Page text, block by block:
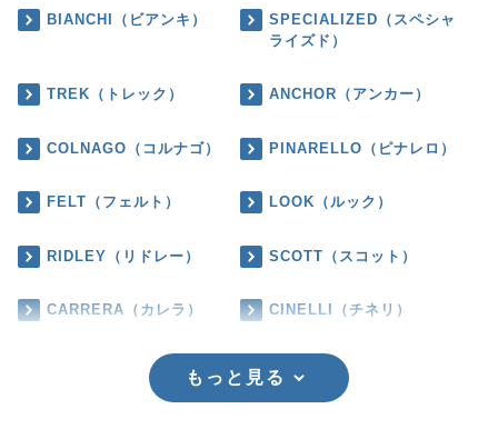
BIANCHI（ビアンキ）
SPECIALIZED（スペシャ
ライズド）
TREK（トレック） ANCHOR（アンカー）
COLNAGO（コルナゴ） PINARELLO（ピナレロ）
FELT（フェルト） LOOK（ルック）
RIDLEY（リドレー） SCOTT（スコット）
CARRERA（カレラ） CINELLI（チネリ）
もっと見る